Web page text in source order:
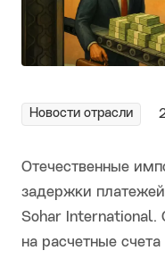
Новости отрасли
Отечественные
задержки
Sohar International.
на расчетные